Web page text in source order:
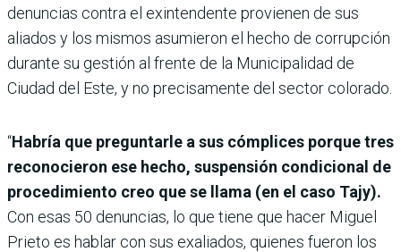
denuncias contra el exintendente provienen de sus
aliados y los mismos asumieron el hecho de corrupción
durante su gestión al frente de la Municipalidad de
Ciudad del Este, y no precisamente del sector colorado.
“Habría que preguntarle a sus cómplices porque tres
reconocieron ese hecho, suspensión condicional de
procedimiento creo que se llama (en el caso Tajy).
Con esas 50 denuncias, lo que tiene que hacer Miguel
Prieto es hablar con sus exaliados, quienes fueron los